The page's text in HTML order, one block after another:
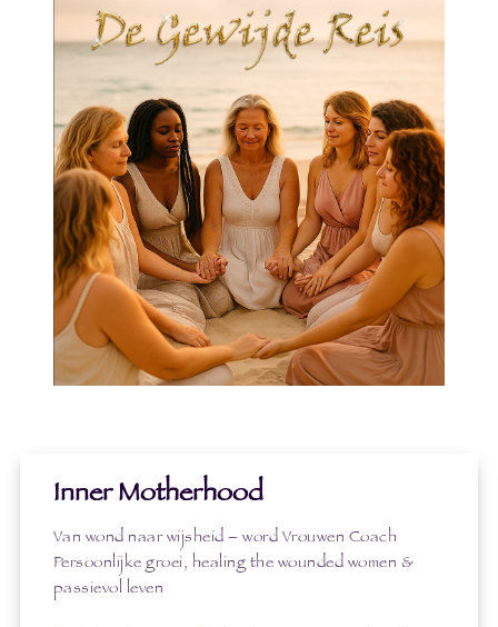
Inner Motherhood
Van wond naar wijsheid – word Vrouwen Coach
Persoonlijke groei, healing the wounded women &
passievol leven